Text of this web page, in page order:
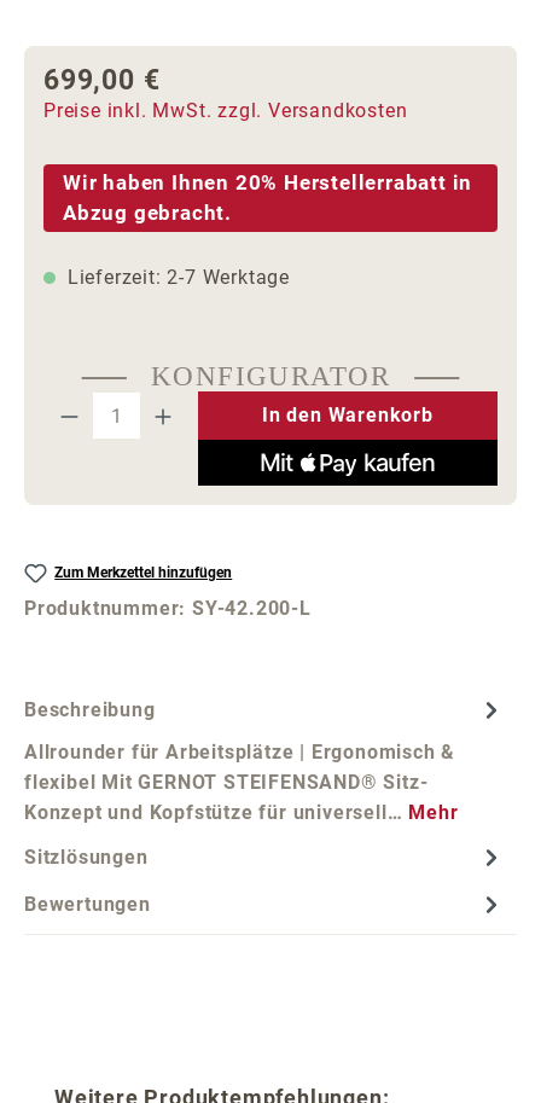
Regulärer Preis:
699,00 €
Preise inkl. MwSt. zzgl. Versandkosten
Wir haben Ihnen 20% Herstellerrabatt in
Abzug gebracht.
Lieferzeit: 2-7 Werktage
KONFIGURATOR
Produkt Anzahl: Gib den
In den Warenkorb
Zum Merkzettel hinzufügen
Produktnummer:SY-42.200-L
Beschreibung
Allrounder für Arbeitsplätze | Ergonomisch &
flexibel Mit GERNOT STEIFENSAND® Sitz-
Konzept und Kopfstütze für universell… Mehr
Sitzlösungen
Bewertungen
Produktgalerie überspringen
Weitere Produktempfehlungen: